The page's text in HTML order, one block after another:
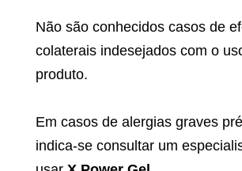
Não são conhecidos casos de
colaterais indesejados com o
produto.
Em casos de alergias graves
indica-se consultar um